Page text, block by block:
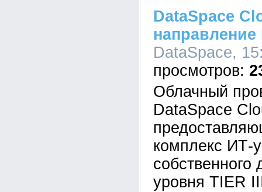
DataSpace
направление
DataSpace,
Облачный
DataSpace
комплекс ИТ-
собственного
уровня TIER